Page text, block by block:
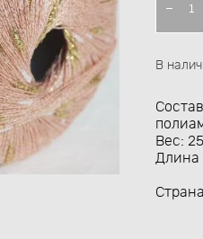
В
Вес:
Длина